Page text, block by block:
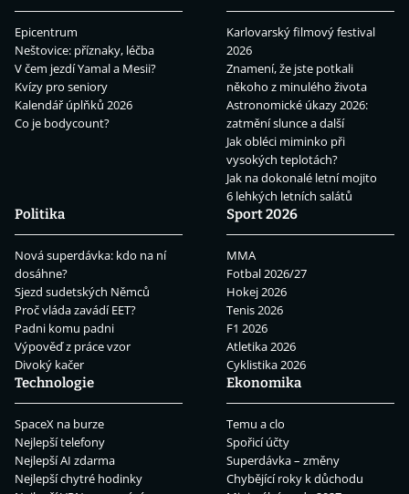
Epicentrum
Neštovice: příznaky, léčba
V čem jezdí Yamal a Mesii?
Kvízy pro seniory
Kalendář úplňků 2026
Co je bodycount?
Karlovarský filmový festival
2026
Znamení, že jste potkali
někoho z minulého života
Astronomické úkazy 2026:
zatmění slunce a další
Jak obléci miminko při
vysokých teplotách?
Jak na dokonalé letní mojito
6 lehkých letních salátů
Politika
Nová superdávka: kdo na ní
dosáhne?
Sjezd sudetských Němců
Proč vláda zavádí EET?
Padni komu padni
Výpověď z práce vzor
Divoký kačer
Sport 2026
MMA
Fotbal 2026/27
Hokej 2026
Tenis 2026
F1 2026
Atletika 2026
Cyklistika 2026
Technologie
SpaceX na burze
Nejlepší telefony
Nejlepší AI zdarma
Nejlepší chytré hodinky
Ekonomika
Temu a clo
Spořicí účty
Superdávka – změny
Chybějící roky k důchodu